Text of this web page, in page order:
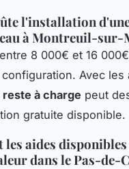
l'installation
à Montreuil-sur-
8 000€ et 16
Avec les
reste à charge peut
gratuite disponible.
les aides
dans le Pas-de-